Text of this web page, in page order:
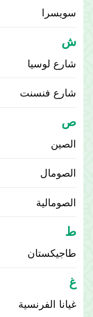
سويسرا
ش
شارع لوسيا
شارع فنسنت
ص
الصين
الصومال
الصومالية
ط
طاجيكستان
غ
غيانا الفرنسية